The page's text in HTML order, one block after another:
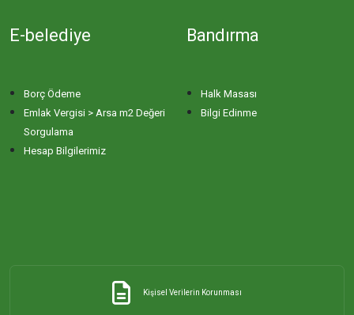
E-belediye
Borç Ödeme
Emlak Vergisi > Arsa m2 Değeri
Sorgulama
Hesap Bilgilerimiz
Bandırma
Halk Masası
Bilgi Edinme
Kişisel Verilerin Korunması